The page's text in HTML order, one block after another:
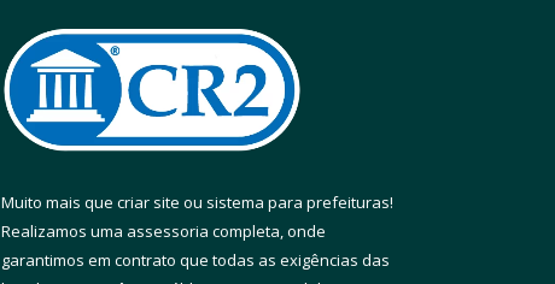
Muito mais que criar site ou sistema para prefeituras!
Realizamos uma assessoria completa, onde
garantimos em contrato que todas as exigências das